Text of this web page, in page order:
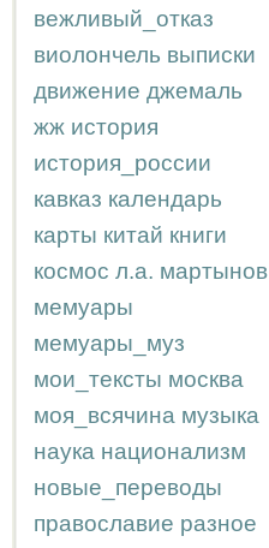
вежливый_отказ
виолончель выписки
движение джемаль
жж история
история_россии
кавказ календарь
карты китай книги
космос л.а. мартынов
мемуары
мемуары_муз
мои_тексты москва
моя_всячина музыка
наука национализм
новые_переводы
православие разное